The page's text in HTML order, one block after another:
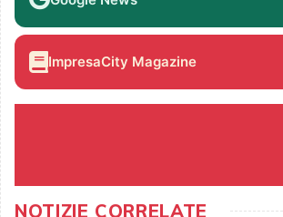
ImpresaCity Magazine
NOTIZIE CORRELATE